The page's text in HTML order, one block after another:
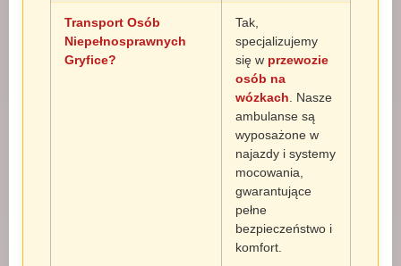
Transport Osób
Niepełnosprawnych
Gryfice?
Tak,
specjalizujemy
się w przewozie
osób na
wózkach . Nasze
ambulanse są
wyposażone w
najazdy i systemy
mocowania,
gwarantujące
pełne
bezpieczeństwo i
komfort.